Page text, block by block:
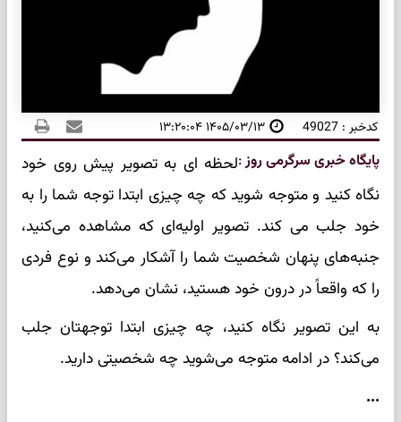
کدخبر : 49027 ۱۴۰۵/۰۳/۱۳ ۱۳:۲۰:۰۴
پایگاه خبری سرگرمی روز:لحظه ای به تصویر پیش روی خود
نگاه کنید و متوجه شوید که چه چیزی ابتدا توجه شما را به
خود جلب می کند. تصویر اولیه‌ای که مشاهده می‌کنید،
جنبه‌های پنهان شخصیت شما را آشکار می‌کند و نوع فردی
را که واقعاً در درون خود هستید، نشان می‌دهد.
به این تصویر نگاه کنید، چه چیزی ابتدا توجهتان جلب
می‌کند؟ در ادامه متوجه می‌شوید چه شخصیتی دارید.
...